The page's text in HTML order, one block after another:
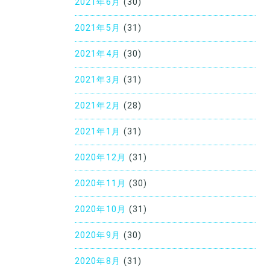
2021年5月 (31)
2021年4月 (30)
2021年3月 (31)
2021年2月 (28)
2021年1月 (31)
2020年12月 (31)
2020年11月 (30)
2020年10月 (31)
2020年9月 (30)
2020年8月 (31)